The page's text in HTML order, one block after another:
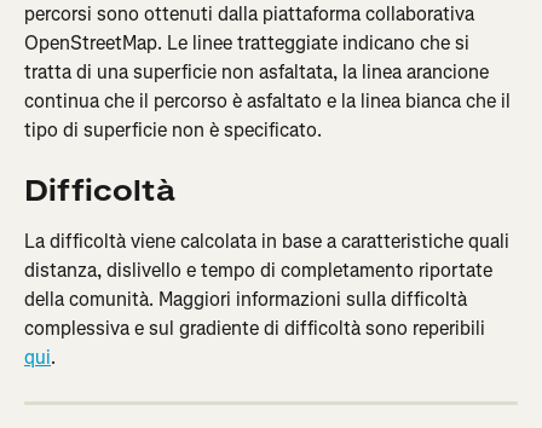
percorsi sono ottenuti dalla piattaforma collaborativa
OpenStreetMap. Le linee tratteggiate indicano che si
tratta di una superficie non asfaltata, la linea arancione
continua che il percorso è asfaltato e la linea bianca che il
tipo di superficie non è specificato.
Difficoltà
La difficoltà viene calcolata in base a caratteristiche quali
distanza, dislivello e tempo di completamento riportate
della comunità. Maggiori informazioni sulla difficoltà
complessiva e sul gradiente di difficoltà sono reperibili
qui.